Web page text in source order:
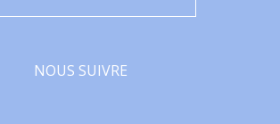
NOUS SUIVRE